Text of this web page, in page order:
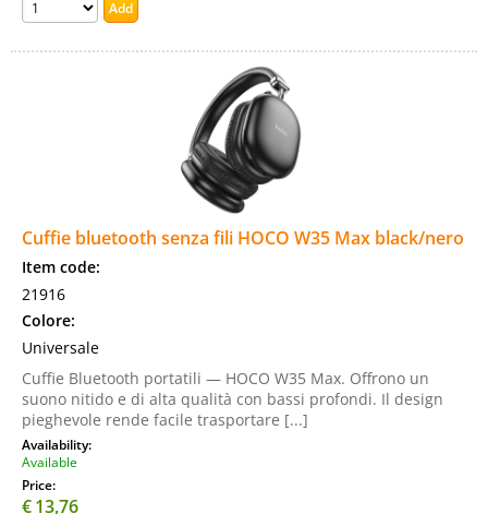
Cuffie bluetooth senza fili HOCO W35 Max black/nero
Item code:
21916
Colore:
Universale
Cuffie Bluetooth portatili — HOCO W35 Max. Offrono un
suono nitido e di alta qualità con bassi profondi. Il design
pieghevole rende facile trasportare [...]
Availability:
Available
Price:
€13,76